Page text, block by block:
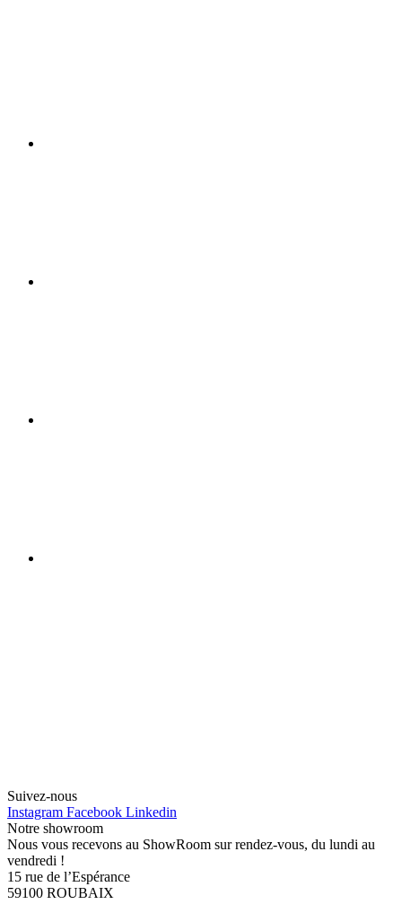
Suivez-nous
Instagram Facebook Linkedin
Notre showroom
Nous vous recevons au ShowRoom sur rendez-vous, du lundi au
vendredi !
15 rue de l’Espérance
59100 ROUBAIX